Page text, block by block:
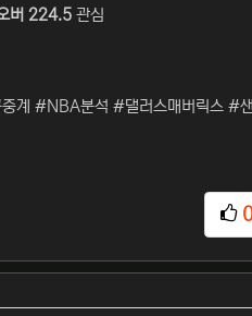
버 224.5 관심
계 #NBA분석 #댈러스매버릭스 #